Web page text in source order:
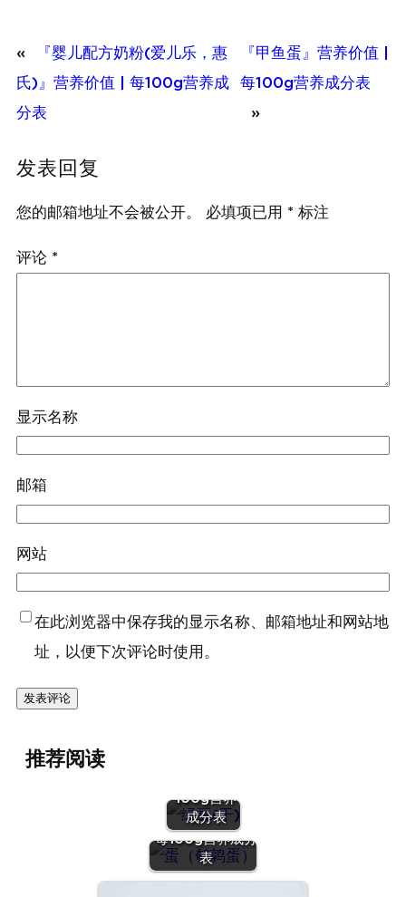
«
『婴儿配方奶粉(爱儿乐，惠
氏)』营养价值 | 每100g营养成
分表
『甲鱼蛋』营养价值 |
每100g营养成分表
»
发表回复
您的邮箱地址不会被公开。 必填项已用 * 标注
评论 *
显示名称
邮箱
网站
在此浏览器中保存我的显示名称、邮箱地址和网站地
址，以便下次评论时使用。
推荐阅读
100g营养
成分表
『蛋（鹌鹑
蛋）』营养价值 |
每100g营养成分
表